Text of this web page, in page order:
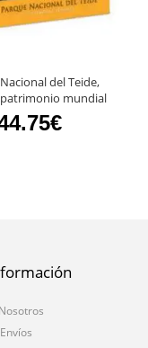
del Teide,
mundial